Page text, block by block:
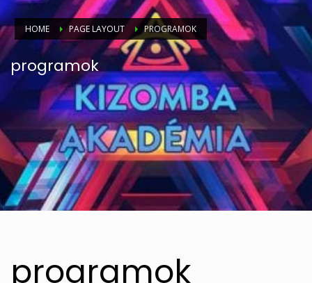
HOME PAGE LAYOUT PROGRAMOK
programok
programok